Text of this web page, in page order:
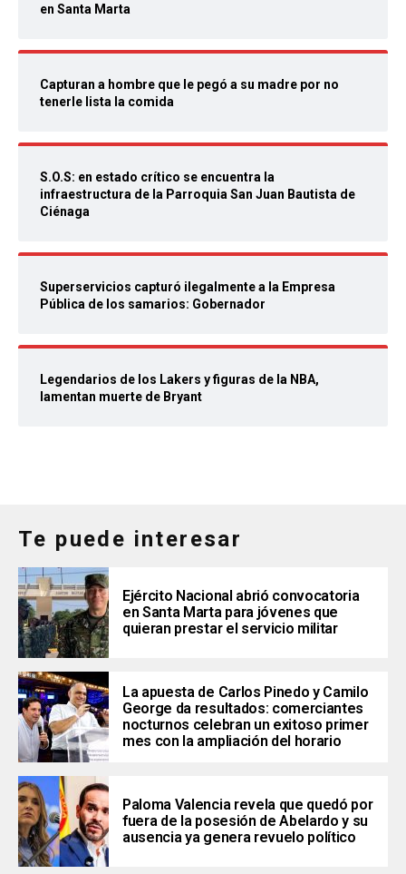
en Santa Marta
Capturan a hombre que le pegó a su madre por no
tenerle lista la comida
S.O.S: en estado crítico se encuentra la
infraestructura de la Parroquia San Juan Bautista de
Ciénaga
Superservicios capturó ilegalmente a la Empresa
Pública de los samarios: Gobernador
Legendarios de los Lakers y figuras de la NBA,
lamentan muerte de Bryant
Te puede interesar
Ejército Nacional abrió convocatoria
en Santa Marta para jóvenes que
quieran prestar el servicio militar
La apuesta de Carlos Pinedo y Camilo
George da resultados: comerciantes
nocturnos celebran un exitoso primer
mes con la ampliación del horario
Paloma Valencia revela que quedó por
fuera de la posesión de Abelardo y su
ausencia ya genera revuelo político